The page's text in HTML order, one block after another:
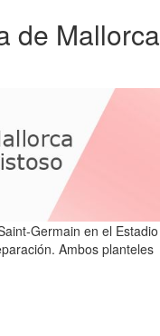
de Mallorca
Germain en el Estadio
Ambos planteles